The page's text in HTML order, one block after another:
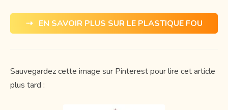
⇢ EN SAVOIR PLUS SUR LE PLASTIQUE FOU
Sauvegardez cette image sur Pinterest pour lire cet article
plus tard :